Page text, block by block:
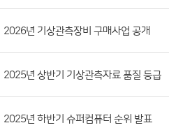
2026년 기상관측장비 구매사업 공개
2025년 상반기 기상관측자료 품질 등급
2025년 하반기 슈퍼컴퓨터 순위 발표